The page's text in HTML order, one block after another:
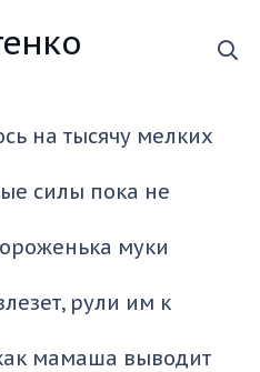
на тысячу мелких
силы пока не
муки
рули им к
мамаша выводит